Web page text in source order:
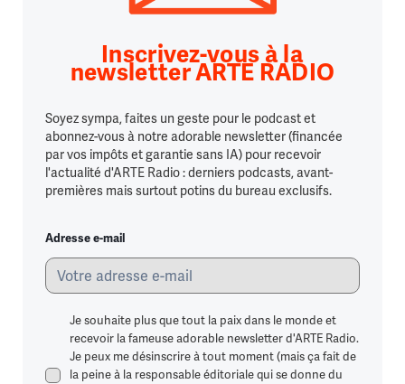
Inscrivez-vous à la
newsletter ARTE RADIO
Soyez sympa, faites un geste pour le podcast et
abonnez-vous à notre adorable newsletter (financée
par vos impôts et garantie sans IA) pour recevoir
l'actualité d'ARTE Radio : derniers podcasts, avant-
premières mais surtout potins du bureau exclusifs.
Adresse e-mail
Je souhaite plus que tout la paix dans le monde et
recevoir la fameuse adorable newsletter d'ARTE Radio.
Je peux me désinscrire à tout moment (mais ça fait de
la peine à la responsable éditoriale qui se donne du